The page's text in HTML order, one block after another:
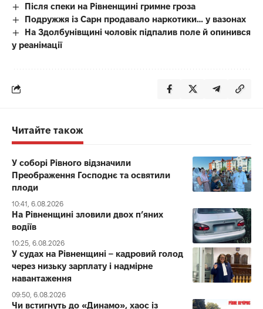
Після спеки на Рівненщині гримне гроза
Подружжя із Сарн продавало наркотики… у вазонах
На Здолбунівщині чоловік підпалив поле й опинився
у реанімації
Читайте також
У соборі Рівного відзначили
Преображення Господнє та освятили
плоди
10:41, 6.08.2026
На Рівненщині зловили двох п’яних
водіїв
10:25, 6.08.2026
У судах на Рівненщині – кадровий голод
через низьку зарплату і надмірне
навантаження
09:50, 6.08.2026
Чи встигнуть до «Динамо», хаос із